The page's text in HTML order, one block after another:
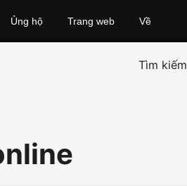
Ủng hộ Trang web Về
Tìm kiếm